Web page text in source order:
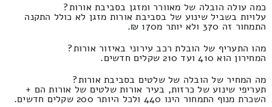
כמה עולה הובלה של מאוורר ומזגן בסביבת אורות?
עלויות בשביל שינוע של בסביבת אורות מזגן לא כולל התקנה
התמחור זה 370 ולא יותר מ170 ₪.
מהו התעריף של הובלת רכב עירוני באיזור אורות?
המחירון הוא 410 ועד 210 שקלים חדשים.
מה המחיר של הובלה של שלטים בסביבת אורות?
תעריפי שינוע של כרזות, בעיר אורות שלטים של אורות הם +
השכרת מנוף התמחור הינו 440 ולכל היותר 200 שקלים חדשים.